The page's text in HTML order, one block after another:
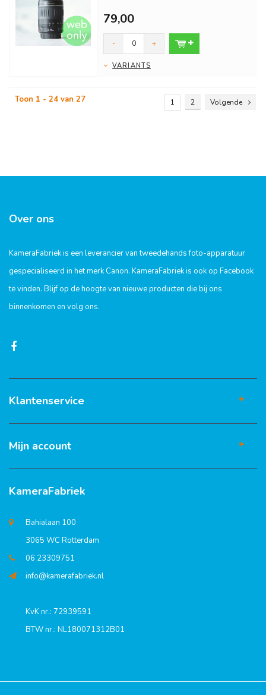
Inclusief 6 maanden garantie en gr...
79,00
- +
VARIANTS
Toon 1 - 24 van 27 1 2 Volgende
Over ons
KameraFabriek is een leverancier van tweedehands foto-apparatuur
gespecialiseerd in het merk Canon. KameraFabriek is ook op Facebook
te vinden. Blijf op de hoogte van nieuwe producten die bij ons
binnenkomen en volg ons.
Klantenservice
Mijn account
KameraFabriek
Bahialaan 100
3065 WC Rotterdam
06 23309751
info@kamerafabriek.nl
KvK nr.: 72939591
BTW nr.: NL180071312B01